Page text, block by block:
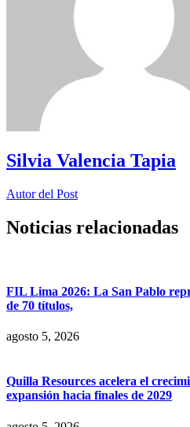
Silvia Valencia Tapia
Autor del Post
Noticias relacionadas
FIL Lima 2026: La San Pablo
de 70 títulos,
agosto 5, 2026
Quilla Resources acelera el
expansión hacia finales de 2029